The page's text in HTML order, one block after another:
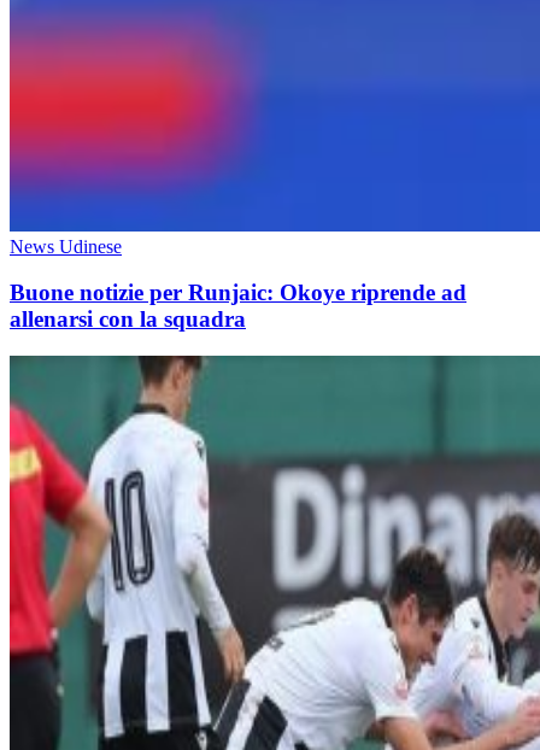
News Udinese
Buone notizie per Runjaic: Okoye riprende ad
allenarsi con la squadra